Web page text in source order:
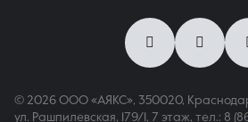
© 2026 ООО «АЯКС», 350020,
ул. Рашпилевская, 179/1, 7 этаж, тел.: 8